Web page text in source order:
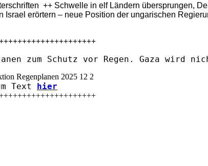
++ Schwelle in elf Ländern übersprungen,
erörtern – neue Position der ungarischen
zum Schutz vor Regen. Gaza wird
Text hier